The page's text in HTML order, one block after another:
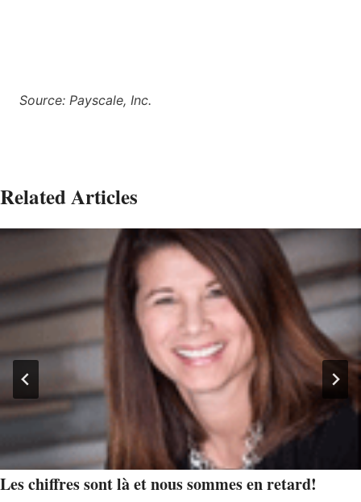
Source: Payscale, Inc.
Related Articles
Les chiffres sont là et nous sommes en retard!